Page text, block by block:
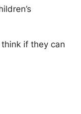
if they can